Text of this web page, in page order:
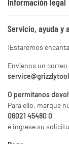
Servicio, ayuda y
¡Estaremos
Envíenos un
O permítanos
Para ello, marque
06021 45480 0
e ingrese su